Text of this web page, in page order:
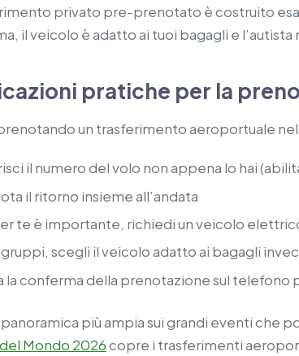
privato pre-prenotato è costruito
il veicolo è adatto ai tuoi bagagli e l’autista
pratiche per la
un trasferimento aeroportuale
il numero del volo non appena lo hai
il ritorno insieme all’andata
te è importante, richiedi un veicolo
gruppi, scegli il veicolo adatto ai bagagli
la conferma della prenotazione sul telefono
panoramica più ampia sui grandi eventi che
Mondo 2026copre i trasferimenti